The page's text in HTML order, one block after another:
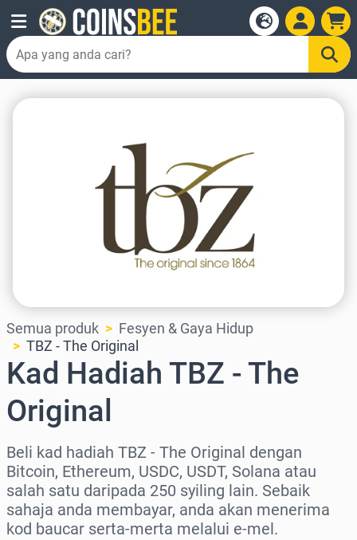
Semua produk
Fesyen & Gaya Hidup
TBZ - The Original
Kad Hadiah TBZ - The
Original
Beli kad hadiah TBZ - The Original dengan
Bitcoin, Ethereum, USDC, USDT, Solana atau
salah satu daripada 250 syiling lain. Sebaik
sahaja anda membayar, anda akan menerima
kod baucar serta-merta melalui e-mel.